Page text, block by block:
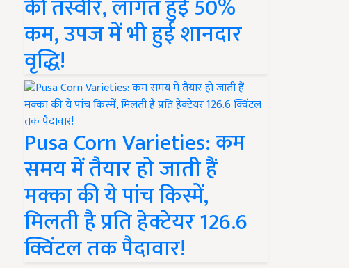
की तस्वीर, लागत हुई 50%
कम, उपज में भी हुई शानदार
वृद्धि!
Pusa Corn Varieties: कम
समय में तैयार हो जाती हैं
मक्का की ये पांच किस्में,
मिलती है प्रति हेक्टेयर 126.6
क्विंटल तक पैदावार!